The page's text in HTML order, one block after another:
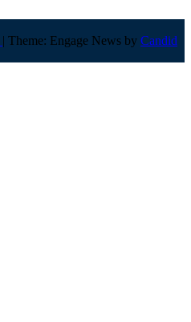
| Theme: Engage News by Candid